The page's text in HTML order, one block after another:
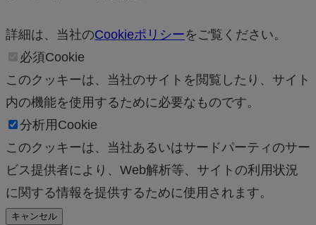
詳細は、当社のCookieポリシーをご覧ください。
必須Cookie
このクッキーは、当社のサイトを閲覧したり、サイト
内の機能を使用するために必要なものです。
分析用Cookie
このクッキーは、当社あるいはサードパーティのサー
ビス提供者により、Web解析等、サイトの利用状況
に関する情報を提供するために使用されます。
キャンセル